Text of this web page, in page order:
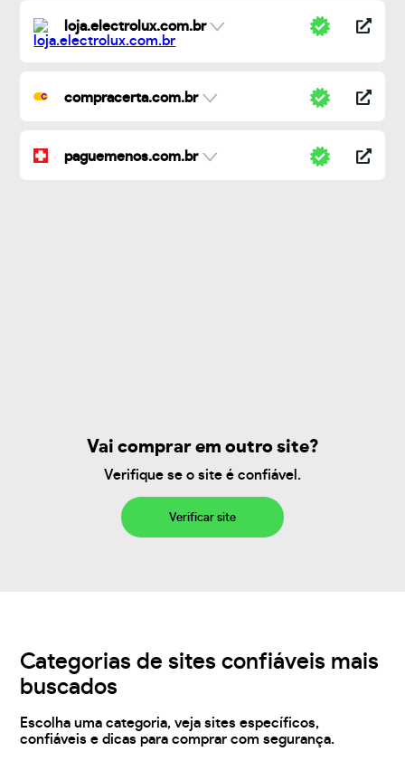
loja.electrolux.com.br
compracerta.com.br
paguemenos.com.br
Vai comprar em outro site?
Verifique se o site é confiável.
Verificar site
Categorias de sites confiáveis mais
buscados
Escolha uma categoria, veja sites específicos,
confiáveis e dicas para comprar com segurança.